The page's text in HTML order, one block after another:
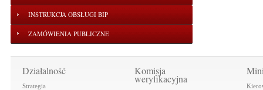
INSTRUKCJA OBSŁUGI BIP
ZAMÓWIENIA PUBLICZNE
Działalność
Strategia
Komisja
weryfikacyjna